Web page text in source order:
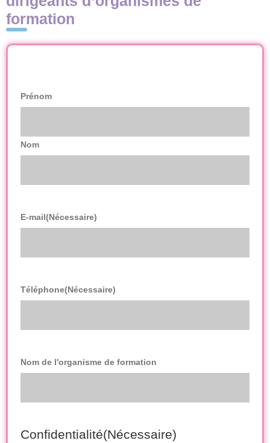
formation
Nom(Nécessaire)
Prénom
Nom
E-mail(Nécessaire)
Téléphone(Nécessaire)
Nom de l'organisme de formation
Confidentialité(Nécessaire)